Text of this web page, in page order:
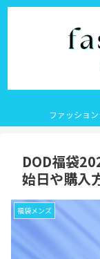
ファッショ
DOD福袋
始日や購入
福袋メンズ